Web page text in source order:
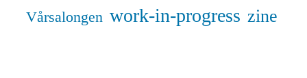
Vårsalongen work-in-progress zine